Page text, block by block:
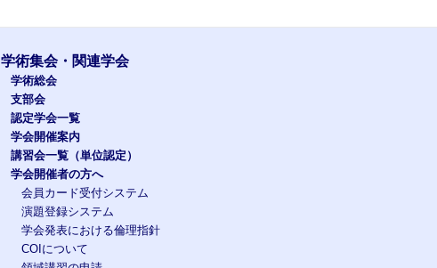
学術集会・関連学会
学術総会
支部会
認定学会一覧
学会開催案内
講習会一覧（単位認定）
学会開催者の方へ
会員カード受付システム
演題登録システム
学会発表における倫理指針
COIについて